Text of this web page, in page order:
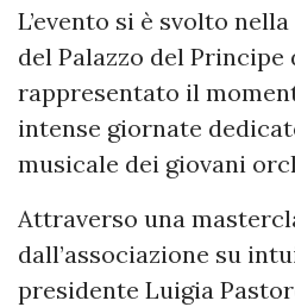
L’evento si è svolto
del Palazzo del Principe
rappresentato il
intense giornate
musicale dei giovani
Attraverso una
dall’associazione su
presidente Luigia